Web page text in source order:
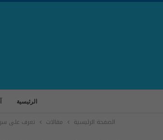
الرئيسية
الصفحة الرئيسية مقالات تعرف على